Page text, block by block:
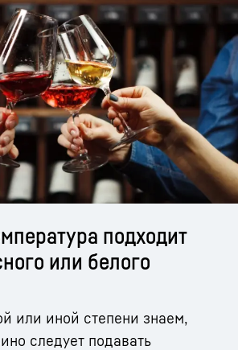
подходит
или белого
или иной степени знаем,
следует подавать